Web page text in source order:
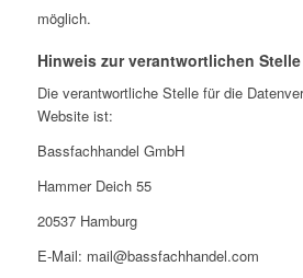
möglich.
Hinweis zur verantwortlichen Stelle
Die verantwortliche Stelle für die
Website ist:
Bassfachhandel GmbH
Hammer Deich 55
20537 Hamburg
E-Mail: mail@bassfachhandel.com